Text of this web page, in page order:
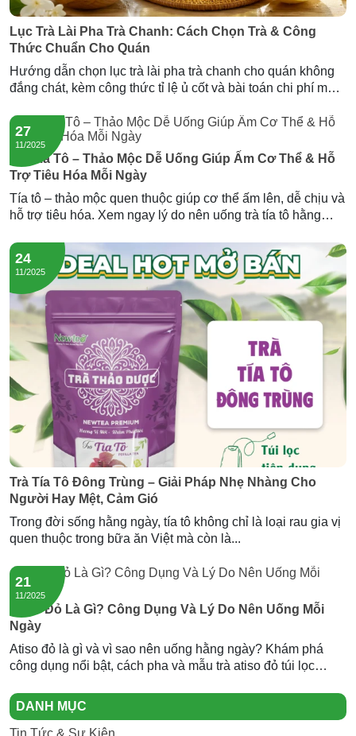
Lục Trà Lài Pha Trà Chanh: Cách Chọn Trà & Công
Thức Chuẩn Cho Quán
Hướng dẫn chọn lục trà lài pha trà chanh cho quán không
đắng chát, kèm công thức tỉ lệ ủ cốt và bài toán chi phí mỗi
27
11/2025
Trà Tía Tô – Thảo Mộc Dễ Uống Giúp Ấm Cơ Thể & Hỗ
Trợ Tiêu Hóa Mỗi Ngày
Tía tô – thảo mộc quen thuộc giúp cơ thể ấm lên, dễ chịu và
hỗ trợ tiêu hóa. Xem ngay lý do nên uống trà tía tô hằng
24
11/2025
Trà Tía Tô Đông Trùng – Giải Pháp Nhẹ Nhàng Cho
Người Hay Mệt, Cảm Gió
Trong đời sống hằng ngày, tía tô không chỉ là loại rau gia vị
quen thuộc trong bữa ăn Việt mà còn là...
21
11/2025
Atiso Đỏ Là Gì? Công Dụng Và Lý Do Nên Uống Mỗi
Ngày
Atiso đỏ là gì và vì sao nên uống hằng ngày? Khám phá
công dụng nổi bật, cách pha và mẫu trà atiso đỏ túi lọc
DANH MỤC
Tin Tức & Sự Kiện